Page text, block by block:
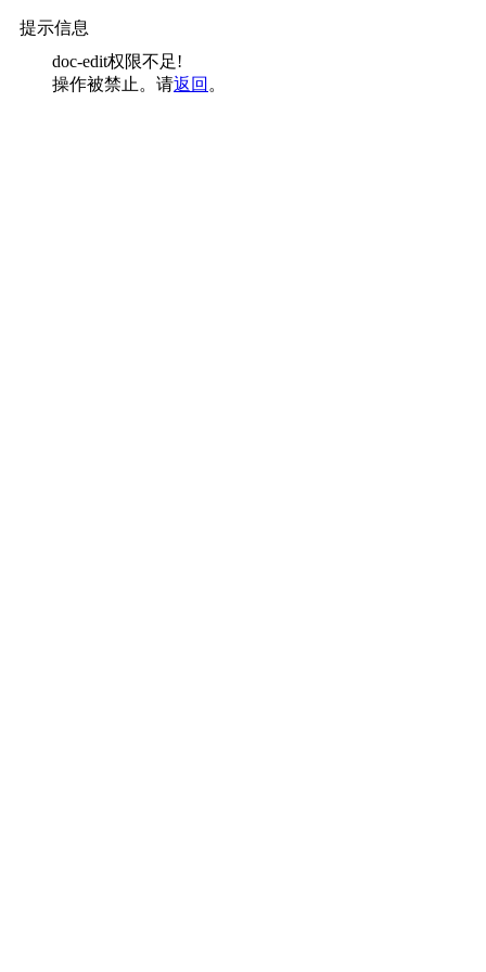
提示信息
doc-edit权限不足!
操作被禁止。请返回 。